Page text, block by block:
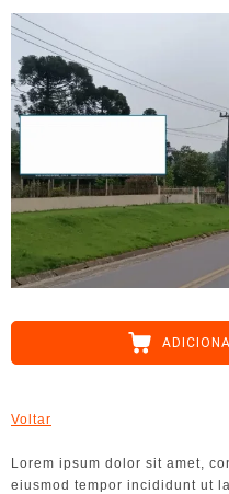
Voltar
Lorem ipsum dolor sit amet,
eiusmod tempor incididunt ut